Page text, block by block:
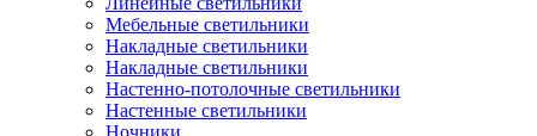
Мебельные светильники
Накладные светильники
Накладные светильники
Настенно-потолочные светильники
Настенные светильники
Ночники